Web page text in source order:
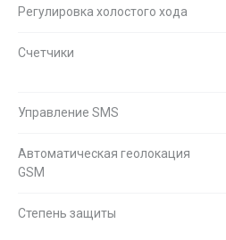
Регулировка холостого хода
Счетчики
Управление SMS
Автоматическая геолокация
GSM
Степень защиты